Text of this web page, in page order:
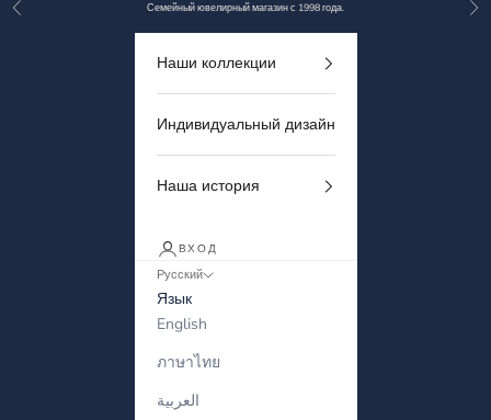
Перейти к контенту
Назад Семейный ювелирный магазин с 1998 года.
Наши коллекции
Индивидуальный дизайн
Наша история
ВХОД
Русский
Язык
English
ภาษาไทย
العربية